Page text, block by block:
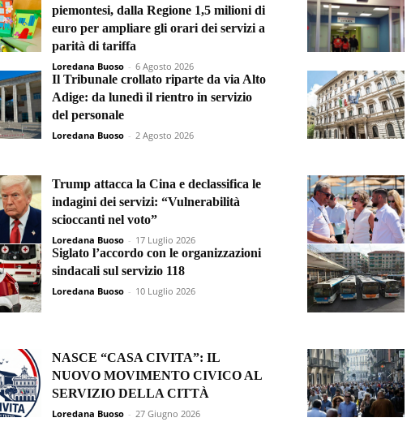
piemontesi, dalla Regione 1,5 milioni di
euro per ampliare gli orari dei servizi a
parità di tariffa
Loredana Buoso - 6 Agosto 2026
Il Tribunale crollato riparte da via Alto
Adige: da lunedì il rientro in servizio
del personale
Loredana Buoso - 2 Agosto 2026
Trump attacca la Cina e declassifica le
indagini dei servizi: “Vulnerabilità
scioccanti nel voto”
Loredana Buoso - 17 Luglio 2026
Siglato l’accordo con le organizzazioni
sindacali sul servizio 118
Loredana Buoso - 10 Luglio 2026
NASCE “CASA CIVITA”: IL
NUOVO MOVIMENTO CIVICO AL
SERVIZIO DELLA CITTÀ
Loredana Buoso - 27 Giugno 2026